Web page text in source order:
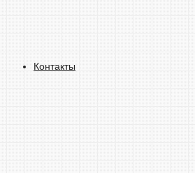
Контакты